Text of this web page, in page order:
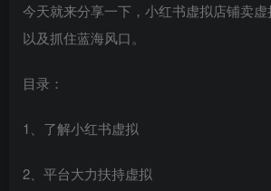
今天就来分享一下，小红书虚拟店铺卖虚
以及抓住蓝海风口。
目录：
1、了解小红书虚拟
2、平台大力扶持虚拟